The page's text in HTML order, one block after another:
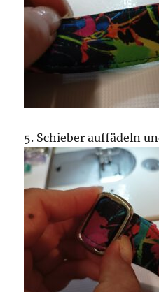
5. Schieber auffädeln